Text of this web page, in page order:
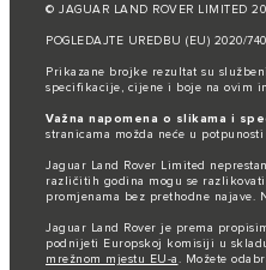
© JAGUAR LAND ROVER LIMITED
POGLEDAJTE UREDBU (EU) 2020/
Prikazane brojke rezultat su
specifikacije, cijene i boje na ovim
Važna napomena o slikama i
stranicama možda neće u
Jaguar Land Rover Limited
različitih godina mogu se
promjenama bez prethodne
Jaguar Land Rover je prema
podnijeti Europskoj komisiji u
mrežnom mjestu EU-a. Možete